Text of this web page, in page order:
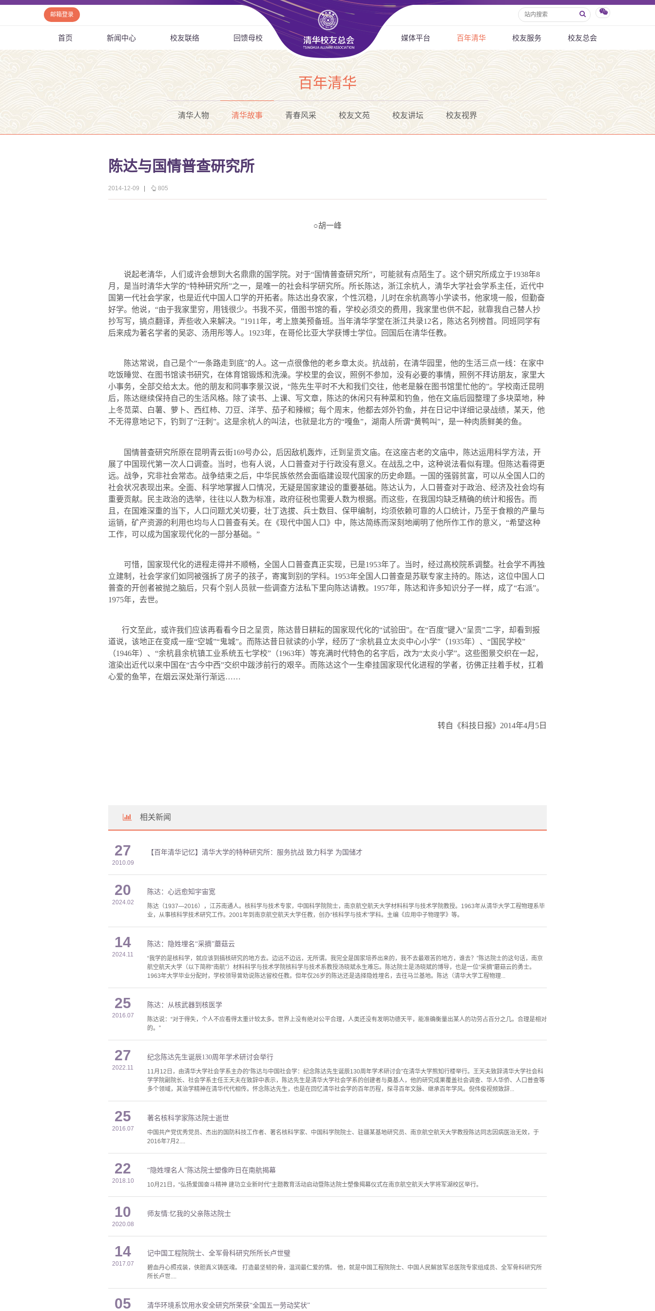
邮箱登录
首页 新闻中心 校友联络 回馈母校 媒体平台 百年清华 校友服务 校友总会
百年清华
清华人物 清华故事 青春风采 校友文苑 校友讲坛 校友视界
陈达与国情普查研究所
2014-12-09 805
○胡一峰
说起老清华，人们或许会想到大名鼎鼎的国学院。对于“国情普查研究所”，可能就有点陌生了。这个研究所成立于1938年8
月，是当时清华大学的“特种研究所”之一，是唯一的社会科学研究所。所长陈达，浙江余杭人，清华大学社会学系主任，近代中
国第一代社会学家，也是近代中国人口学的开拓者。陈达出身农家，个性沉稳，儿时在余杭高等小学读书，他家境一般，但勤奋
好学。他说，“由于我家里穷，用钱很少。书我不买，借图书馆的看，学校必须交的费用，我家里也供不起，就靠我自己替人抄
抄写写，搞点翻译，弄些收入来解决。”1911年，考上旅美预备班。当年清华学堂在浙江共录12名，陈达名列榜首。同班同学有
后来成为著名学者的吴宓、汤用彤等人。 1923年，在哥伦比亚大学获博士学位。回国后在清华任教。
陈达常说，自己是个“一条路走到底”的人。这一点很像他的老乡章太炎。抗战前，在清华园里，他的生活三点一线：在家中
吃饭睡觉、在图书馆读书研究，在体育馆锻炼和洗澡。学校里的会议，照例不参加，没有必要的事情，照例不拜访朋友，家里大
小事务，全部交给太太。他的朋友和同事李景汉说，“陈先生平时不大和我们交往，他老是躲在图书馆里忙他的”。学校南迁昆明
后，陈达继续保持自己的生活风格。除了读书、上课、写文章，陈达的休闲只有种菜和钓鱼，他在文庙后园整理了多块菜地，种
上冬苋菜、白薯、萝卜、西红柿、刀豆、洋芋、茄子和辣椒；每个周末，他都去郊外钓鱼，并在日记中详细记录战绩，某天，他
不无得意地记下，钓到了“汪刺”。这是余杭人的叫法，也就是北方的“嘎鱼”，湖南人所谓“黄鸭叫”，是一种肉质鲜美的鱼。
国情普查研究所原在昆明青云街169号办公，后因敌机轰炸，迁到呈贡文庙。在这座古老的文庙中，陈达运用科学方法，开
展了中国现代第一次人口调查。当时，也有人说，人口普查对于行政没有意义。在战乱之中，这种说法看似有理。但陈达看得更
远。战争，究非社会常态。战争结束之后，中华民族依然会面临建设现代国家的历史命题。一国的强弱贫富，可以从全国人口的
社会状况表现出来。全面、科学地掌握人口情况，无疑是国家建设的重要基础。陈达认为，人口普查对于政治、经济及社会均有
重要贡献。民主政治的选举，往往以人数为标准，政府征税也需要人数为根据。而这些，在我国均缺乏精确的统计和报告。而
且，在国难深重的当下，人口问题尤关切要，壮丁选拔、兵士数目、保甲编制，均须依赖可靠的人口统计，乃至于食粮的产量与
运销，矿产资源的利用也均与人口普查有关。在《现代中国人口》中，陈达简练而深刻地阐明了他所作工作的意义，“希望这种
工作，可以成为国家现代化的一部分基础。”
可惜，国家现代化的进程走得并不顺畅，全国人口普查真正实现，已是1953年了。当时，经过高校院系调整。社会学不再独
立建制，社会学家们如同被强拆了房子的孩子，寄寓到别的学科。 1953年全国人口普查是苏联专家主持的。陈达，这位中国人口
普查的开创者被抛之脑后，只有个别人员就一些调查方法私下里向陈达请教。 1957年，陈达和许多知识分子一样，成了“右派”。
1975年，去世。
行文至此，或许我们应该再看看今日之呈贡，陈达昔日耕耘的国家现代化的“试验田”。在“百度”键入“呈贡”二字，却看到报
道说，该地正在变成一座“空城”“鬼城”。而陈达昔日就读的小学，经历了“余杭县立太炎中心小学”（1935年）、“国民学校”
（1946年）、“余杭县余杭镇工业系统五七学校”（1963年）等充满时代特色的名字后，改为“太炎小学”。这些图景交织在一起，
渲染出近代以来中国在“古今中西”交织中跋涉前行的艰辛。而陈达这个一生牵挂国家现代化进程的学者，彷佛正拄着手杖，扛着
心爱的鱼竿，在烟云深处渐行渐远……
转自《科技日报》 2014年4月 5 日
相关新闻
27
2010.09
【百年清华记忆】清华大学的特种研究所：服务抗战 致力科学 为国储才
20
2024.02
陈达：心远愈知宇宙宽
陈达（1937—2016），江苏南通人。核科学与技术专家，中国科学院院士，南京航空航天大学材料科学与技术学院教授。1963年从清华大学工程物理系毕
业，从事核科学技术研究工作。2001年到南京航空航天大学任教，创办“核科学与技术”学科。主编《应用中子物理学》等。
14
2024.11
陈达：隐姓埋名“采摘”蘑菇云
“我学的是核科学，就应该到搞核研究的地方去。边远不边远，无所谓。我完全是国家培养出来的，我不去最艰苦的地方，谁去？”陈达院士的这句话，南京
航空航天大学（以下简称“南航”）材料科学与技术学院核科学与技术系教授汤晓斌永生难忘。陈达院士是汤晓斌的博导，也是一位“采摘”蘑菇云的勇士。
1963年大学毕业分配时，学校领导曾劝说陈达留校任教。但年仅26岁的陈达还是选择隐姓埋名，去往马兰基地。陈达（清华大学工程物理...
25
2016.07
陈达：从核武器到核医学
陈达说：“对于得失，个人不应看得太重计较太多。世界上没有绝对公平合理，人类还没有发明功德天平，能准确衡量出某人的功劳占百分之几。合理是相对
的。”
27
2022.11
纪念陈达先生诞辰130周年学术研讨会举行
11月12日，由清华大学社会学系主办的“陈达与中国社会学：纪念陈达先生诞辰130周年学术研讨会”在清华大学熊知行楼举行。王天夫致辞清华大学社会科
学学院副院长、社会学系主任王天夫在致辞中表示，陈达先生是清华大学社会学系的创建者与奠基人，他的研究成果覆盖社会调查、华人华侨、人口普查等
多个领域，其治学精神在清华代代相传。怀念陈达先生，也是在回忆清华社会学的百年历程，探寻百年文脉、继承百年学风。倪伟俊视频致辞...
25
2016.07
著名核科学家陈达院士逝世
中国共产党优秀党员、杰出的国防科技工作者、著名核科学家、中国科学院院士、驻疆某基地研究员、南京航空航天大学教授陈达同志因病医治无效，于
2016年7月2....
22
2018.10
“隐姓埋名人”陈达院士塑像昨日在南航揭幕
10月21日，“弘扬爱国奋斗精神 建功立业新时代”主题教育活动启动暨陈达院士塑像揭幕仪式在南京航空航天大学将军湖校区举行。
10
2020.08
师友情:忆我的父亲陈达院士
14
2017.07
记中国工程院院士、全军骨科研究所所长卢世璧
碧血丹心照戎装，侠胆真义铸医魂。 打造最坚韧的骨，温润最仁爱的情。 他，就是中国工程院院士、中国人民解放军总医院专家组成员、全军骨科研究所
所长卢世....
05 清华环境系饮用水安全研究所荣获“全国五一劳动奖状”